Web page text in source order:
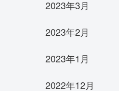
2023年3月
2023年2月
2023年1月
2022年12月